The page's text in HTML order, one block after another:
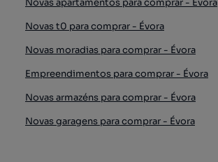
Novas apartamentos para comprar - Évora
Novas t0 para comprar - Évora
Novas moradias para comprar - Évora
Empreendimentos para comprar - Évora
Novas armazéns para comprar - Évora
Novas garagens para comprar - Évora